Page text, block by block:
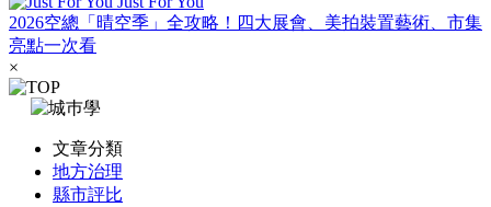
2026空總「晴空季」全攻略！四大展會、美拍裝置藝術、市集
亮點一次看
×
文章分類
地方治理
縣市評比